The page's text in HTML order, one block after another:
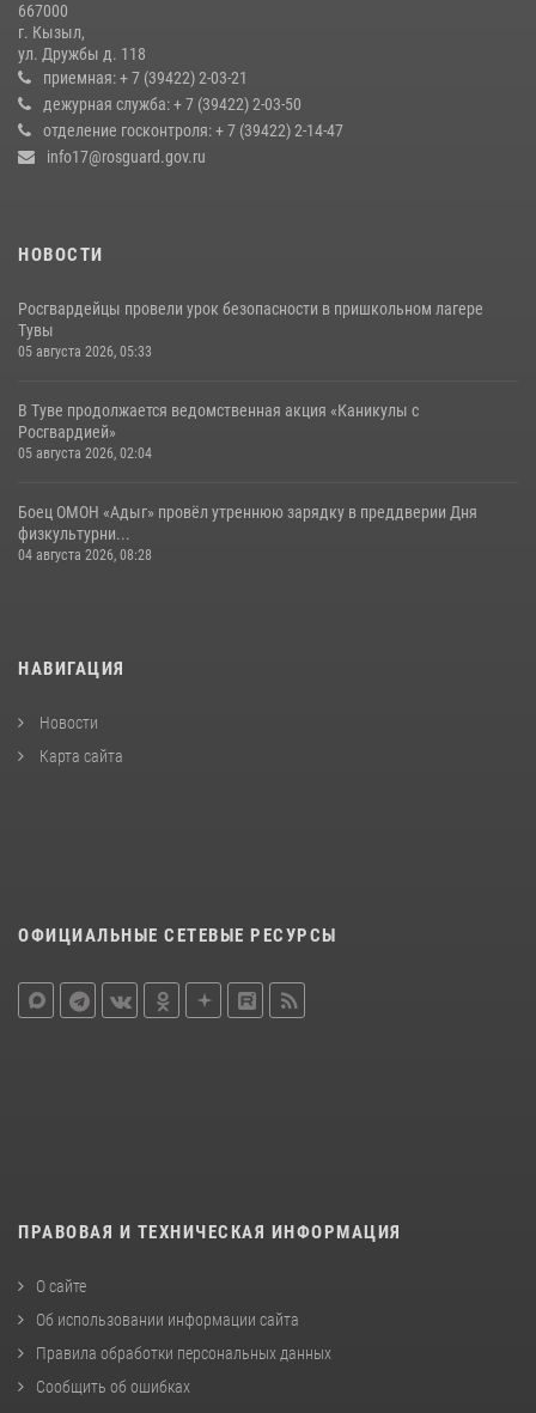
13 июля 2026, 08:55
Росгвардия обеспечила общественную безопасность во время
праздника Наадым-2026 в Туве
27 июля 2026, 07:56 3
667000
г. Кызыл,
ул. Дружбы д. 118
приемная: + 7 (39422) 2-03-21
дежурная служба: + 7 (39422) 2-03-50
отделение госконтроля: + 7 (39422) 2-14-47
info17@rosguard.gov.ru
НОВОСТИ
Росгвардейцы провели урок безопасности в пришкольном лагере
Тувы
05 августа 2026, 05:33
В Туве продолжается ведомственная акция «Каникулы с
Росгвардией»
05 августа 2026, 02:04
Боец ОМОН «Адыг» провёл утреннюю зарядку в преддверии Дня
физкультурни...
04 августа 2026, 08:28
НАВИГАЦИЯ
Новости
Карта сайта
ОФИЦИАЛЬНЫЕ СЕТЕВЫЕ РЕСУРСЫ
ПРАВОВАЯ И ТЕХНИЧЕСКАЯ ИНФОРМАЦИЯ
О сайте
Об использовании информации сайта
Правила обработки персональных данных
Сообщить об ошибках